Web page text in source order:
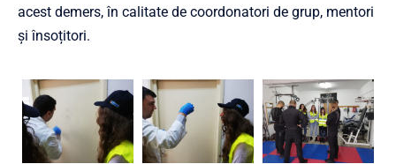
acest demers, în calitate de coordonatori de grup, mentori
și însoțitori.